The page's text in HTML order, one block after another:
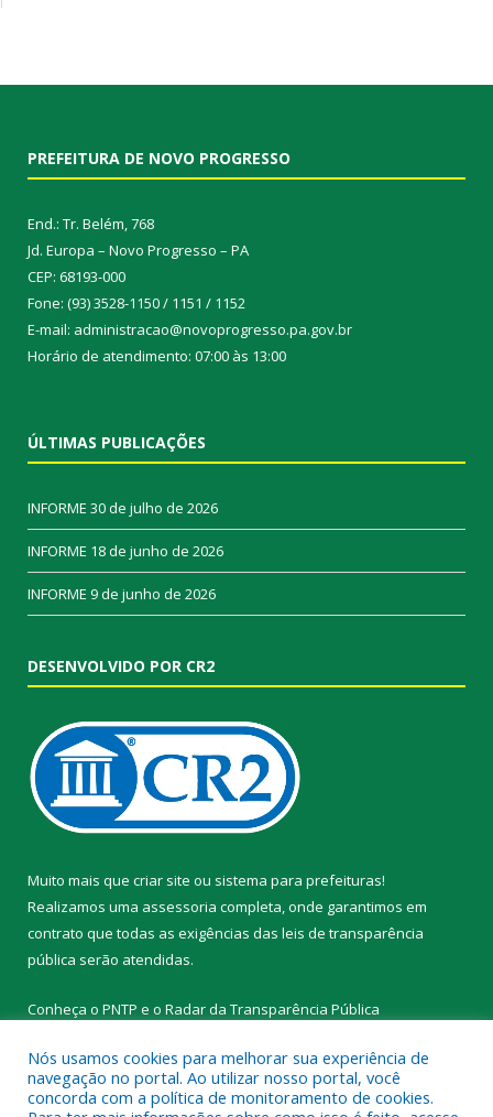
PREFEITURA DE NOVO PROGRESSO
End.: Tr. Belém, 768
Jd. Europa – Novo Progresso – PA
CEP: 68193-000
Fone: (93) 3528-1150 / 1151 / 1152
E-mail: administracao@novoprogresso.pa.gov.br
Horário de atendimento: 07:00 às 13:00
ÚLTIMAS PUBLICAÇÕES
INFORME 30 de julho de 2026
INFORME 18 de junho de 2026
INFORME 9 de junho de 2026
DESENVOLVIDO POR CR2
Muito mais que criar site ou sistema para prefeituras!
Realizamos uma assessoria completa, onde garantimos em
contrato que todas as exigências das leis de transparência
pública serão atendidas.
Conheça o PNTP e o Radar da Transparência Pública
Nós usamos cookies para melhorar sua experiência de
navegação no portal. Ao utilizar nosso portal, você
concorda com a política de monitoramento de cookies.